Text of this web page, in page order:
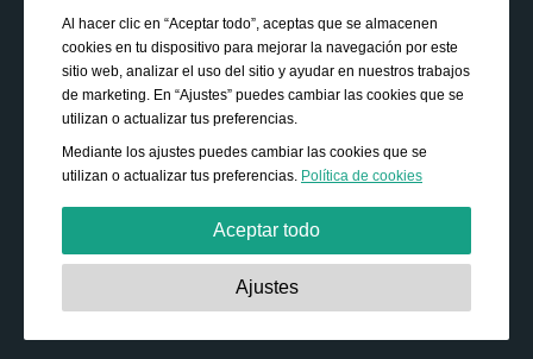
Al hacer clic en “Aceptar todo”, aceptas que se almacenen
cookies en tu dispositivo para mejorar la navegación por este
sitio web, analizar el uso del sitio y ayudar en nuestros trabajos
de marketing. En “Ajustes” puedes cambiar las cookies que se
utilizan o actualizar tus preferencias.
Mediante los ajustes puedes cambiar las cookies que se
utilizan o actualizar tus preferencias. Política de cookies
Aceptar todo
Estrictamente necesarias:
para habilitar funciones básicas como la navegación, la
Ajustes